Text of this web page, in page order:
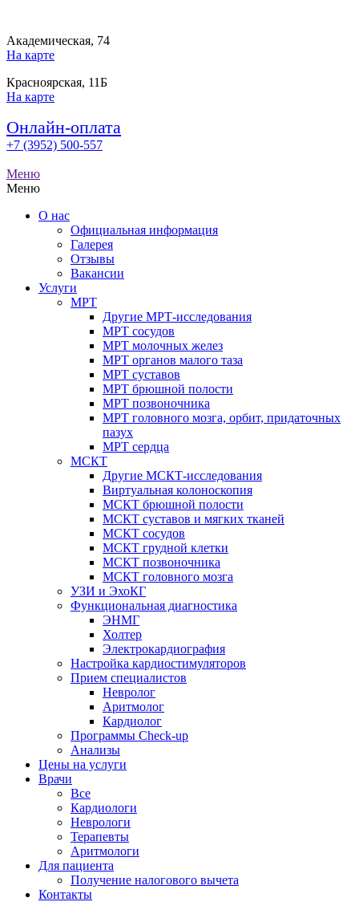
Академическая, 74
На карте
Красноярская, 11Б
На карте
Онлайн-оплата
+7 (3952) 500-557
Меню
Меню
О нас
Официальная информация
Галерея
Отзывы
Вакансии
Услуги
МРТ
Другие МРТ-исследования
МРТ сосудов
МРТ молочных желез
МРТ органов малого таза
МРТ суставов
МРТ брюшной полости
МРТ позвоночника
МРТ головного мозга, орбит, придаточных
пазух
МРТ сердца
МСКТ
Другие МСКТ-исследования
Виртуальная колоноскопия
МСКТ брюшной полости
МСКТ суставов и мягких тканей
МСКТ сосудов
МСКТ грудной клетки
МСКТ позвоночника
МСКТ головного мозга
УЗИ и ЭхоКГ
Функциональная диагностика
ЭНМГ
Холтер
Электрокардиография
Настройка кардиостимуляторов
Прием специалистов
Невролог
Аритмолог
Кардиолог
Программы Check-up
Анализы
Цены на услуги
Врачи
Все
Кардиологи
Неврологи
Терапевты
Аритмологи
Для пациента
Получение налогового вычета
Контакты